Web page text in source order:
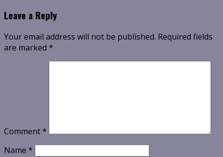
Leave a Reply
Your email address will not be published. Required fields
are marked *
Comment*
Name *